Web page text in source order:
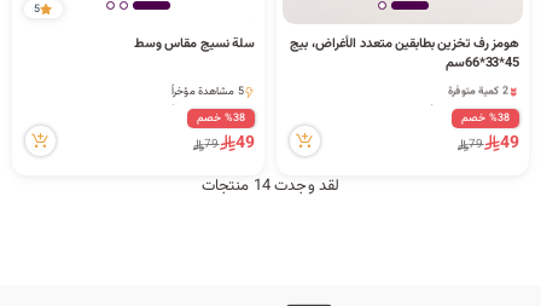
هومز رف تخزين بطابقين متعدد الأغراض، بيج
45*33*66سم
2 كمية متوفرة
20 مشاهدة مؤخراً
2 كمية متوفرة
20 مشاهدة مؤخراً
%38 خصم
49
79
5
سلة نسيج مقاس وسط
5 مشاهدة مؤخراً
5 مشاهدة مؤخراً%38 خصم
49
79
لقد وجدت 14 منتجات